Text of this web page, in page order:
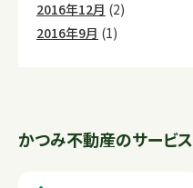
2016年12月 (2)
2016年9月 (1)
かつみ不動産のサービス